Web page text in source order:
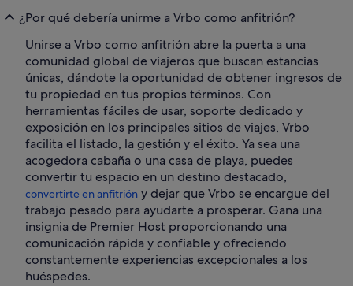
¿Por qué debería unirme a Vrbo como anfitrión?
Unirse a Vrbo como anfitrión abre la puerta a una
comunidad global de viajeros que buscan estancias
únicas, dándote la oportunidad de obtener ingresos de
tu propiedad en tus propios términos. Con
herramientas fáciles de usar, soporte dedicado y
exposición en los principales sitios de viajes, Vrbo
facilita el listado, la gestión y el éxito. Ya sea una
acogedora cabaña o una casa de playa, puedes
convertir tu espacio en un destino destacado,
convertirte en anfitrión y dejar que Vrbo se encargue del
trabajo pesado para ayudarte a prosperar. Gana una
insignia de Premier Host proporcionando una
comunicación rápida y confiable y ofreciendo
constantemente experiencias excepcionales a los
huéspedes.